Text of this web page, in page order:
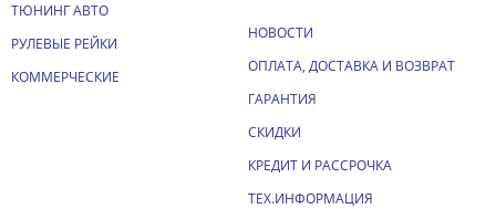
ТЮНИНГ АВТО
РУЛЕВЫЕ РЕЙКИ
КОММЕРЧЕСКИЕ
НОВОСТИ
ОПЛАТА, ДОСТАВКА И ВОЗВРАТ
ГАРАНТИЯ
СКИДКИ
КРЕДИТ И РАССРОЧКА
ТЕХ.ИНФОРМАЦИЯ